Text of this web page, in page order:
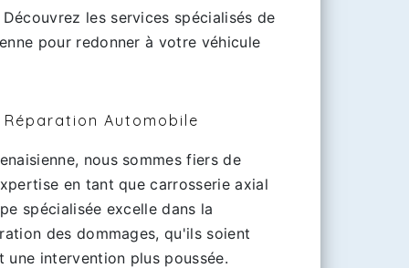
les services spécialisés de
pour redonner à votre véhicule
Automobile
nous sommes fiers de
en tant que carrosserie axial
spécialisée excelle dans la
des dommages, qu'ils soient
une intervention plus poussée.